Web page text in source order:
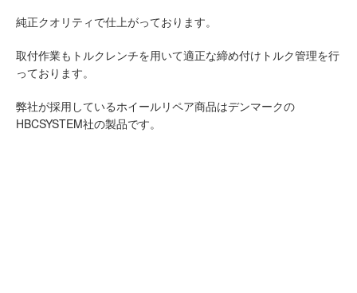
純正クオリティで仕上がっております。
取付作業もトルクレンチを用いて適正な締め付けトルク管理を行
っております。
弊社が採用しているホイールリペア商品はデンマークの
HBCSYSTEM社の製品です。